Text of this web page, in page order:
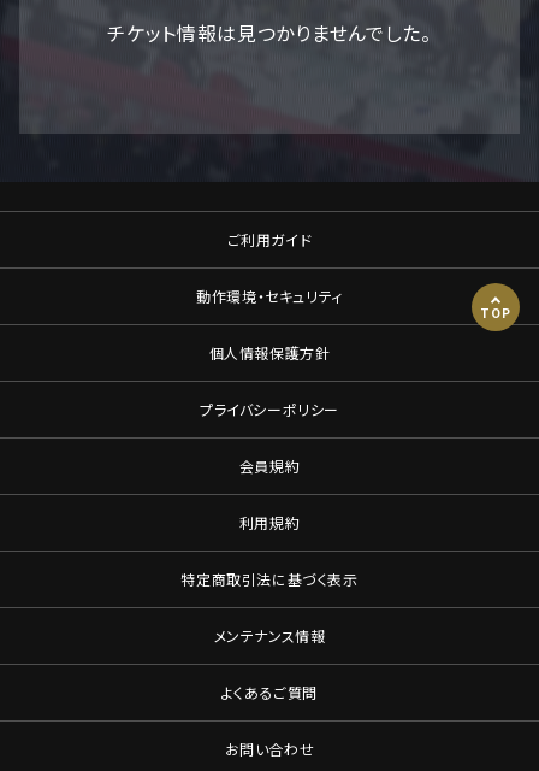
チケット情報は見つかりませんでした。
ご利用ガイド
動作環境・セキュリティ
個人情報保護方針
プライバシーポリシー
会員規約
利用規約
特定商取引法に基づく表示
メンテナンス情報
よくあるご質問
お問い合わせ
TOP